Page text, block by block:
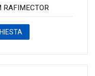
RAFIMECTOR